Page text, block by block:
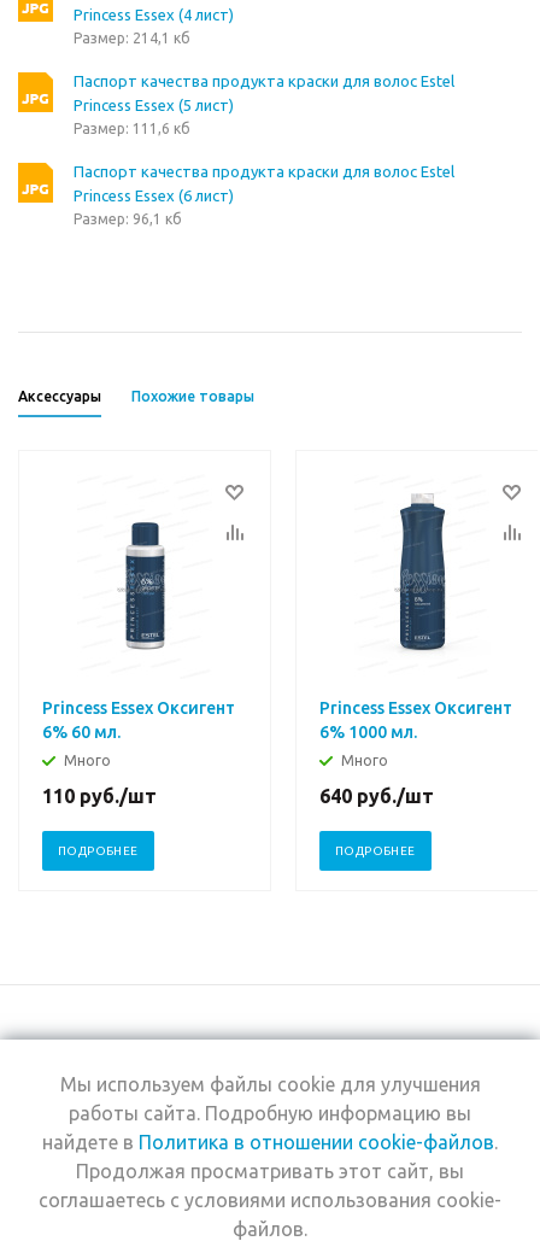
Princess Essex (4 лист)
Размер: 214,1 кб
Паспорт качества продукта краски для волос Estel
Princess Essex (5 лист)
Размер: 111,6 кб
Паспорт качества продукта краски для волос Estel
Princess Essex (6 лист)
Размер: 96,1 кб
Аксессуары Похожие товары
Princess Essex Оксигент
6% 60 мл.
Много
110 руб./шт
ПОДРОБНЕЕ
Princess Essex Оксигент
6% 1000 мл.
Много
640 руб./шт
ПОДРОБНЕЕ
+7 (495) 969-0950
2026 © Интернет-
магазин Estel
Компания
Информация
Помощь
Мы используем файлы cookie для улучшения
работы сайта. Подробную информацию вы
найдете в Политика в отношении cookie-файлов.
Продолжая просматривать этот сайт, вы
соглашаетесь с условиями использования cookie-
файлов.